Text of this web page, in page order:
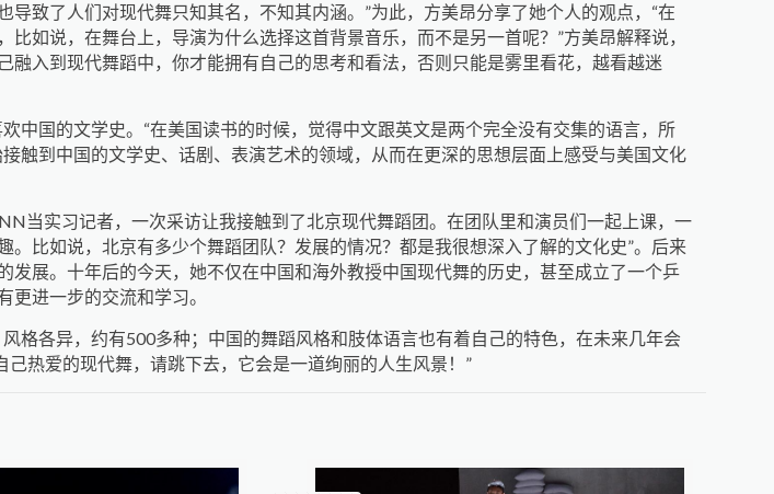
致了人们对现代舞只知其名，不知其内涵。”为此，方美昂分享了她个人的观点，“在
如说，在舞台上，导演为什么选择这首背景音乐，而不是另一首呢？”方美昂解释说，
入到现代舞蹈中，你才能拥有自己的思考和看法，否则只能是雾里看花，越看越迷
国的文学史。“在美国读书的时候，觉得中文跟英文是两个完全没有交集的语言，所
触到中国的文学史、话剧、表演艺术的领域，从而在更深的思想层面上感受与美国文化
当实习记者，一次采访让我接触到了北京现代舞蹈团。在团队里和演员们一起上课，一
比如说，北京有多少个舞蹈团队？发展的情况？都是我很想深入了解的文化史”。后来
展。十年后的今天，她不仅在中国和海外教授中国现代舞的历史，甚至成立了一个乒
进一步的交流和学习。
格各异，约有500多种；中国的舞蹈风格和肢体语言也有着自己的特色，在未来几年会
热爱的现代舞，请跳下去，它会是一道绚丽的人生风景！”